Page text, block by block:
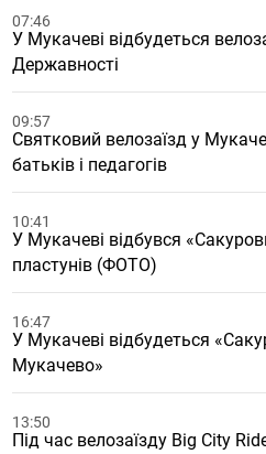
07:46
У Мукачеві відбудеться
Державності
09:57
Святковий велозаїзд у
батьків і педагогів
10:41
У Мукачеві відбувся
пластунів (ФОТО)
16:47
У Мукачеві відбудеться
Мукачево»
13:50
Під час велозаїзду Big City